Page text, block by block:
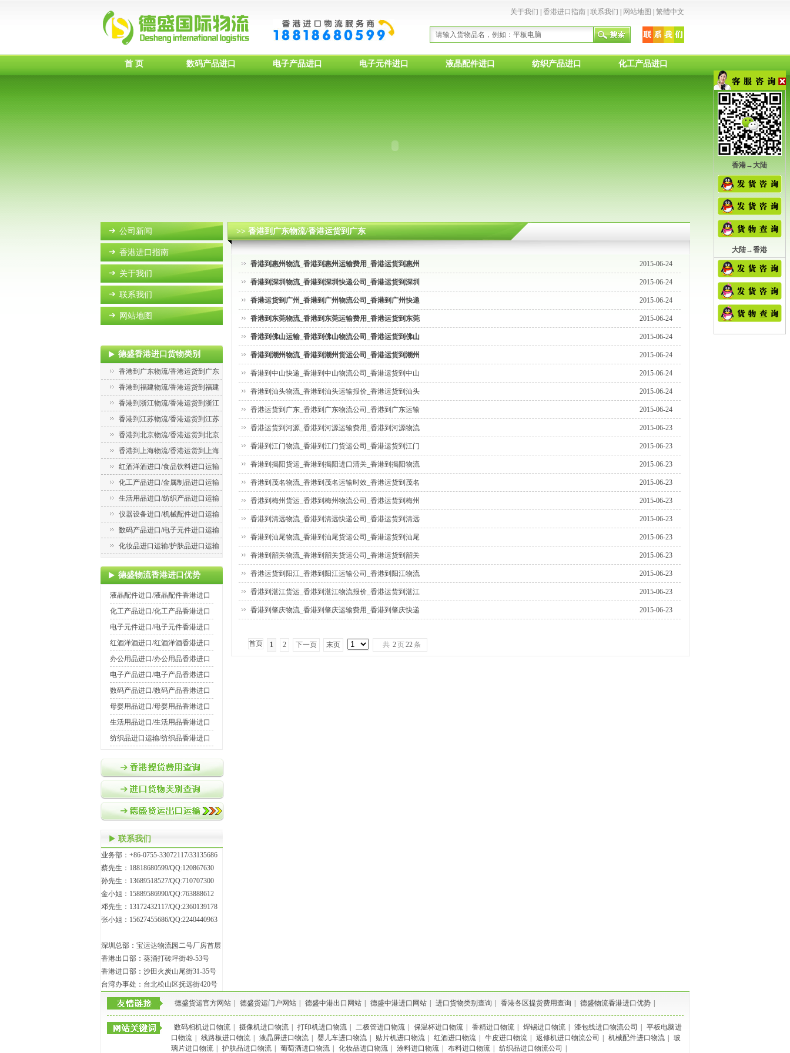
关于我们 香港进口指南| 联系我们 网站地图 繁體中文
首 页 数码产品进口 电子产品进口 电子元件进口 液晶配件进口 纺织产品进口 化工产品进口
公司新闻
香港进口指南
关于我们
联系我们
网站地图
德盛香港进口货物类别
香港到广东物流/香港运货到广东
香港到福建物流/香港运货到福建
香港到浙江物流/香港运货到浙江
香港到江苏物流/香港运货到江苏
香港到北京物流/香港运货到北京
香港到上海物流/香港运货到上海
红酒洋酒进口/食品饮料进口运输
化工产品进口/金属制品进口运输
生活用品进口/纺织产品进口运输
仪器设备进口/机械配件进口运输
数码产品进口/电子元件进口运输
化妆品进口运输/护肤品进口运输
德盛物流香港进口优势
液晶配件进口/液晶配件香港进口
化工产品进口/化工产品香港进口
电子元件进口/电子元件香港进口
红酒洋酒进口/红酒洋酒香港进口
办公用品进口/办公用品香港进口
电子产品进口/电子产品香港进口
数码产品进口/数码产品香港进口
母婴用品进口/母婴用品香港进口
生活用品进口/生活用品香港进口
纺织品进口运输/纺织品香港进口
联系我们
业务部：+86-0755-33072117/33135686
蔡先生：18818680599/QQ:120867630
孙先生：13689518527/QQ:710707300
金小姐：15889586990/QQ:763888612
邓先生：13172432117/QQ:2360139178
张小姐：15627455686/QQ:2240440963
深圳总部：宝运达物流园二号厂房首层
香港出口部：葵涌打砖坪街49-53号
香港进口部：沙田火炭山尾街31-35号
台湾办事处：台北松山区抚远街420号
>> 香港到广东物流/香港运货到广东
香港到惠州物流_香港到惠州运输费用_香港运货到惠州 2015-06-24
香港到深圳物流_香港到深圳快递公司_香港运货到深圳 2015-06-24
香港运货到广州_香港到广州物流公司_香港到广州快递 2015-06-24
香港到东莞物流_香港到东莞运输费用_香港运货到东莞 2015-06-24
香港到佛山运输_香港到佛山物流公司_香港运货到佛山 2015-06-24
香港到潮州物流_香港到潮州货运公司_香港运货到潮州 2015-06-24
香港到中山快递_香港到中山物流公司_香港运货到中山 2015-06-24
香港到汕头物流_香港到汕头运输报价_香港运货到汕头 2015-06-24
香港运货到广东_香港到广东物流公司_香港到广东运输 2015-06-24
香港运货到河源_香港到河源运输费用_香港到河源物流 2015-06-23
香港到江门物流_香港到江门货运公司_香港运货到江门 2015-06-23
香港到揭阳货运_香港到揭阳进口清关_香港到揭阳物流 2015-06-23
香港到茂名物流_香港到茂名运输时效_香港运货到茂名 2015-06-23
香港到梅州货运_香港到梅州物流公司_香港运货到梅州 2015-06-23
香港到清远物流_香港到清远快递公司_香港运货到清远 2015-06-23
香港到汕尾物流_香港到汕尾货运公司_香港运货到汕尾 2015-06-23
香港到韶关物流_香港到韶关货运公司_香港运货到韶关 2015-06-23
香港运货到阳江_香港到阳江运输公司_香港到阳江物流 2015-06-23
香港到湛江货运_香港到湛江物流报价_香港运货到湛江 2015-06-23
香港到肇庆物流_香港到肇庆运输费用_香港到肇庆快递 2015-06-23
首页 1 2 下一页 末页 共 2页22条
德盛货运官方网站 德盛货运门户网站 德盛中港出口网站 德盛中港进口网站 进口货物类别查询 香港各区提货费用查询 德盛物流香港进口优势
数码相机进口物流 摄像机进口物流 打印机进口物流 二极管进口物流 保温杯进口物流 香精进口物流 焊锡进口物流 漆包线进口物流公司
平板电脑进
口物流
线路板进口物流 液晶屏进口物流 婴儿车进口物流 贴片机进口物流 红酒进口物流 牛皮进口物流 返修机进口物流公司 机械配件进口物流
玻
璃片进口物流
护肤品进口物流 葡萄酒进口物流 化妆品进口物流 涂料进口物流 布料进口物流 纺织品进口物流公司
香港→大陆
大陆→香港